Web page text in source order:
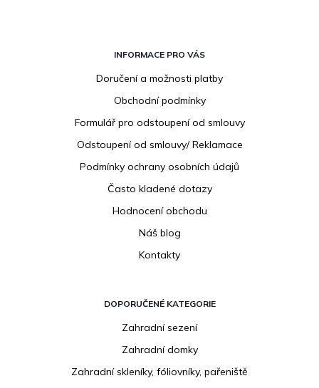
INFORMACE PRO VÁS
Doručení a možnosti platby
Obchodní podmínky
Formulář pro odstoupení od smlouvy
Odstoupení od smlouvy/ Reklamace
Podmínky ochrany osobních údajů
Často kladené dotazy
Hodnocení obchodu
Náš blog
Kontakty
DOPORUČENÉ KATEGORIE
Zahradní sezení
Zahradní domky
Zahradní skleníky, fóliovníky, pařeniště